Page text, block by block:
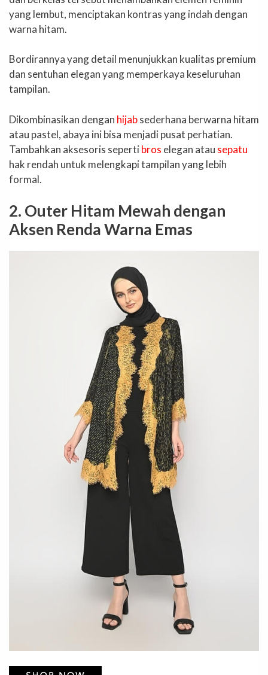
yang lembut, menciptakan kontras yang indah dengan
warna hitam.
Bordirannya yang detail menunjukkan kualitas premium
dan sentuhan elegan yang memperkaya keseluruhan
tampilan.
Dikombinasikan dengan hijabsederhana berwarna hitam
atau pastel, abaya ini bisa menjadi pusat perhatian.
Tambahkan aksesoris sepertibros elegan atau sepatu
hak rendah untuk melengkapi tampilan yang lebih
formal.
2. Outer Hitam Mewah dengan
Aksen Renda Warna Emas